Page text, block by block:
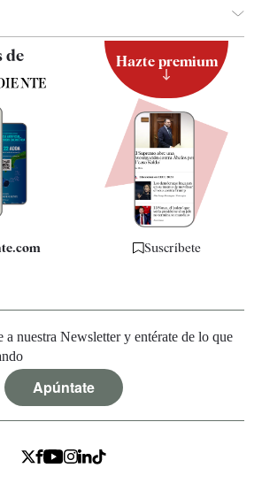
de Hazte premium
Suscríbete
a nuestra Newsletter y entérate de lo que
Apúntate